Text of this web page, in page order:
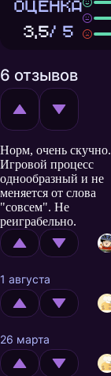
ОЦЕНКА
3,5/ 5
6 отзывов
Норм, очень скучно.
Игровой процесс
однообразный и не
меняется от слова
"совсем". Не
реиграбельно.
1 августа
26 марта